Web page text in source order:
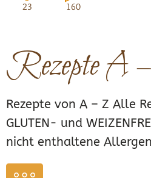
23 160
Rezepte A
Rezepte von A – Z Alle
GLUTEN- und
nicht enthaltene